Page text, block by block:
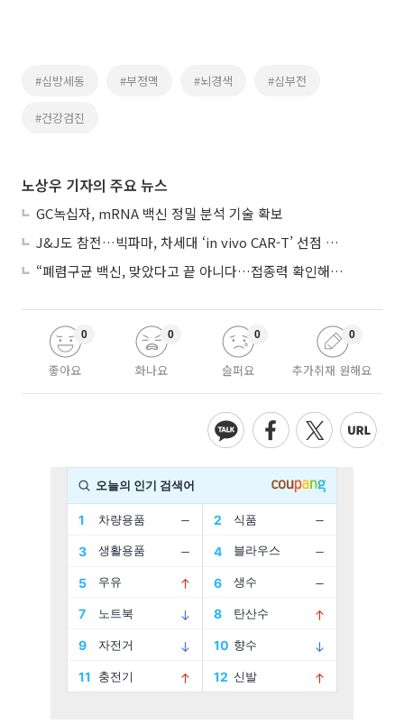
#심방세동 #부정맥 #뇌경색 #심부전
#건강검진
노상우 기자의 주요 뉴스
GC녹십자, mRNA 백신 정밀 분석 기술 확보
J&J도 참전…빅파마, 차세대 ‘in vivo CAR-T’ 선점 경쟁 본격화
“폐렴구균 백신, 맞았다고 끝 아니다…접종력 확인해야”
좋아요
0
화나요
0
슬퍼요
0
추가취재 원해요
0